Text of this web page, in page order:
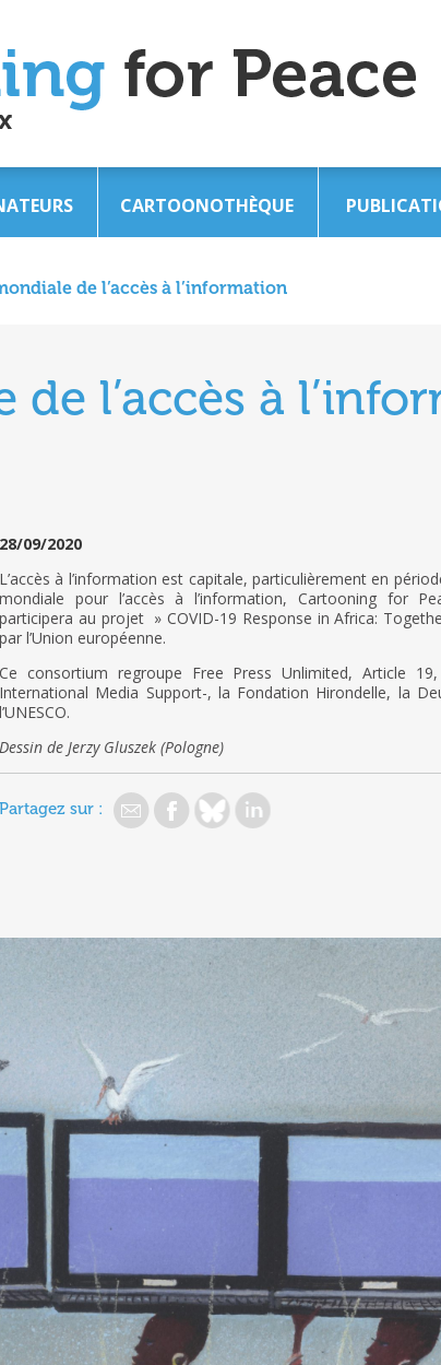
CARTOONOTHÈQUE
de l’accès à l’information
l’accès à
28/09/2020
L’accès à l’information est capitale, particulièrement en
mondiale pour l’accès à l’information, Cartooning for
participera au projet » COVID-19 Response in Africa:
par l’Union européenne.
Ce consortium regroupe Free Press Unlimited, Article
International Media Support-, la Fondation Hirondelle, la
l’UNESCO.
Dessin de Jerzy Gluszek (Pologne)
Partagez sur :